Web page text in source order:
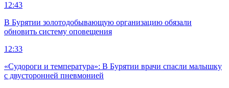
12:43
В Бурятии золотодобывающую организацию обязали
обновить систему оповещения
12:33
«Судороги и температура»: В Бурятии врачи спасли малышку
с двусторонней пневмонией